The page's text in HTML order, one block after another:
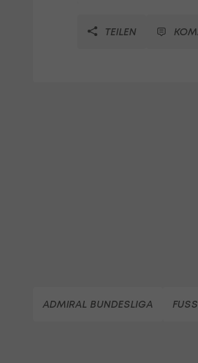
TEILEN
ADMIRAL BUNDESLIGA